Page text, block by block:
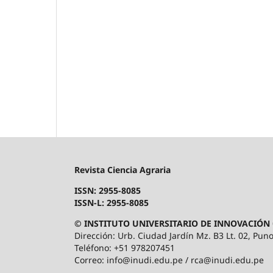
Revista Ciencia Agraria
ISSN: 2955-8085
ISSN-L: 2955-8085
© INSTITUTO UNIVERSITARIO DE
Dirección: Urb. Ciudad Jardín Mz. B3 Lt. 02,
Teléfono: +51 978207451
Correo: info@inudi.edu.pe / rca@inudi.edu.pe